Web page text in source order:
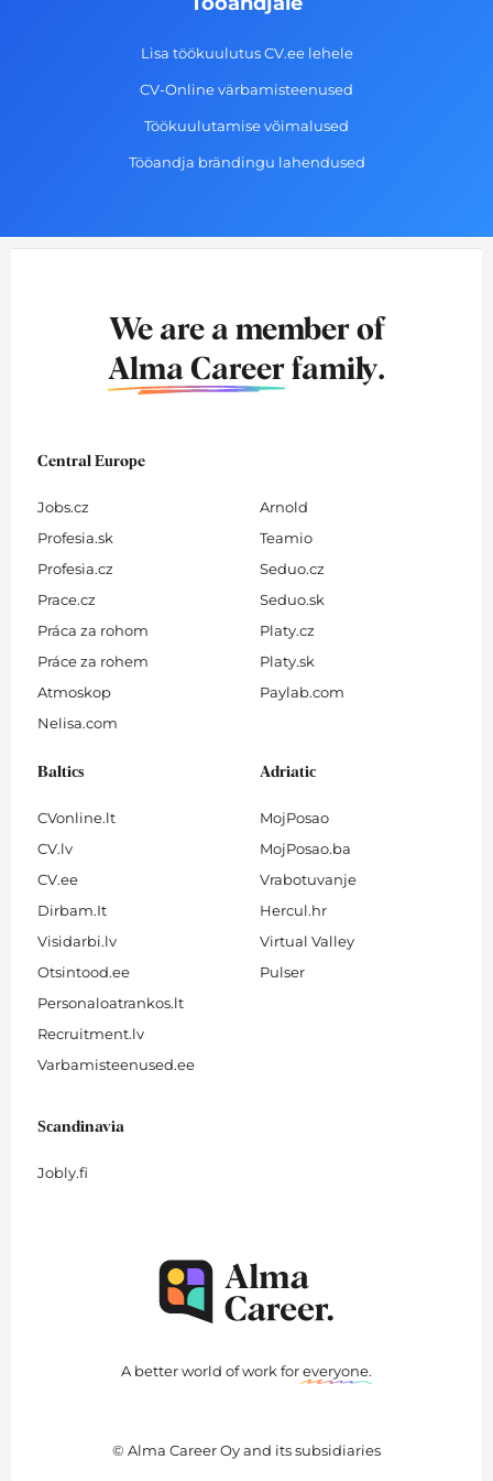
Lisa töökuulutus CV.ee lehele
CV-Online värbamisteenused
Töökuulutamise võimalused
Tööandja brändingu lahendused
We are a member of
Alma Career family.
Central Europe
Jobs.cz
Profesia.sk
Profesia.cz
Prace.cz
Práca za rohom
Práce za rohem
Atmoskop
Nelisa.com
Arnold
Teamio
Seduo.cz
Seduo.sk
Platy.cz
Platy.sk
Paylab.com
Baltics
CVonline.lt
CV.lv
CV.ee
Dirbam.It
Visidarbi.lv
Otsintood.ee
Personaloatrankos.lt
Recruitment.lv
Varbamisteenused.ee
Adriatic
MojPosao
MojPosao.ba
Vrabotuvanje
Hercul.hr
Virtual Valley
Pulser
Scandinavia
Jobly.fi
A better world of work foreveryone.
© Alma Career Oy and its subsidiaries